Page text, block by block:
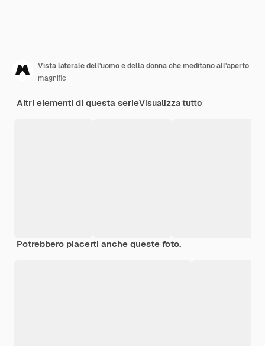
Vista laterale dell'uomo e della donna che meditano all'aperto
magnific
Altri elementi di questa serieVisualizza tutto
Potrebbero piacerti anche queste foto.